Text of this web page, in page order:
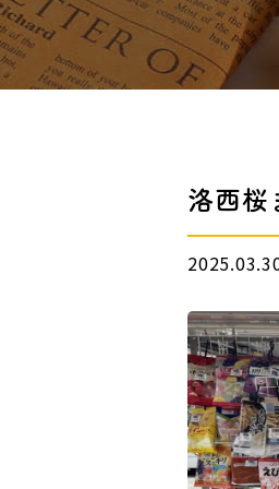
洛西桜